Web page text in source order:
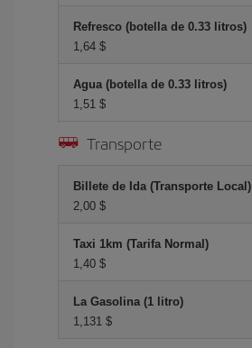
Refresco (botella de 0.33 litros)
1,64 $
Agua (botella de 0.33 litros)
1,51 $
Transporte
Billete de Ida (Transporte Local)
2,00 $
Taxi 1km (Tarifa Normal)
1,40 $
La Gasolina (1 litro)
1,131 $